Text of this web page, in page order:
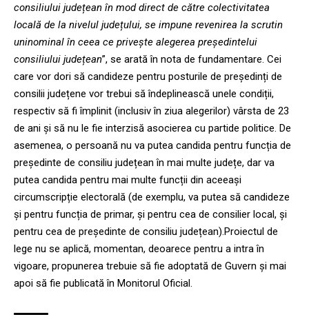
consiliului județean în mod direct de către colectivitatea
locală de la nivelul județului, se impune revenirea la scrutin
uninominal în ceea ce privește alegerea președintelui
consiliului județean”, se arată în nota de fundamentare. Cei
care vor dori să candideze pentru posturile de președinți de
consilii județene vor trebui să îndeplinească unele condiții,
respectiv să fi împlinit (inclusiv în ziua alegerilor) vârsta de 23
de ani și să nu le fie interzisă asocierea cu partide politice. De
asemenea, o persoană nu va putea candida pentru funcția de
președinte de consiliu județean în mai multe județe, dar va
putea candida pentru mai multe funcții din aceeași
circumscripție electorală (de exemplu, va putea să candideze
și pentru funcția de primar, și pentru cea de consilier local, și
pentru cea de președinte de consiliu județean).Proiectul de
lege nu se aplică, momentan, deoarece pentru a intra în
vigoare, propunerea trebuie să fie adoptată de Guvern și mai
apoi să fie publicată în Monitorul Oficial.